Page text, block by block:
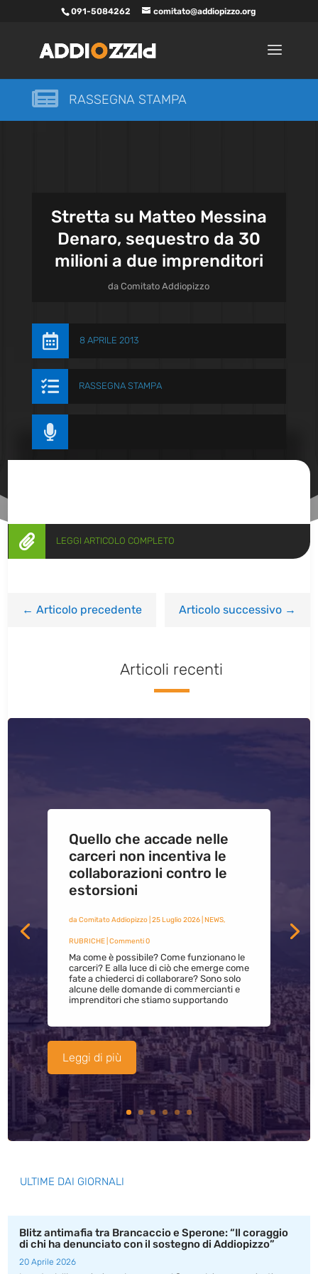
091-5084262 comitato@addiopizzo.org
 RASSEGNA STAMPA
Stretta su Matteo Messina
Denaro, sequestro da 30
milioni a due imprenditori
daComitato Addiopizzo
 8 APRILE 2013
 RASSEGNA STAMPA

 LEGGI ARTICOLO COMPLETO
←Articolo precedente Articolo successivo→
Articoli recenti
Quello che accade nelle
carceri non incentiva le
collaborazioni contro le
estorsioni
da Comitato Addiopizzo| 25 Luglio 2026| NEWS,
RUBRICHE| Commenti 0
Ma come è possibile? Come funzionano le
carceri? E alla luce di ciò che emerge come
fate a chiederci di collaborare? Sono solo
alcune delle domande di commercianti e
imprenditori che stiamo supportando
Leggi di più
ULTIME DAI GIORNALI
Blitz antimafia tra Brancaccio e Sperone: “Il coraggio
di chi ha denunciato con il sostegno di Addiopizzo”
20 Aprile 2026